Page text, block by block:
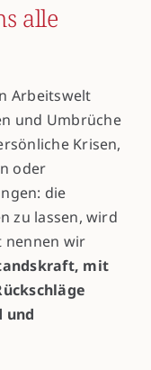
alle
Arbeitswelt
und Umbrüche
Krisen,
oder
die
zu lassen, wird
nennen wir
mit
und